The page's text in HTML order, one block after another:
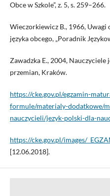
Obce w Szkole”, z. 5, s. 259–266.
Wieczorkiewicz B., 1966, Uwagi
języka obcego, „Poradnik
Zawadzka E., 2004,
przemian, Kraków.
https://cke.gov.pl/egzamin-
formule/materialy-dodatkowe/
nauczycieli/jezyk-polski-dla-
https://cke.gov.pl/images/
[12.06.2018].